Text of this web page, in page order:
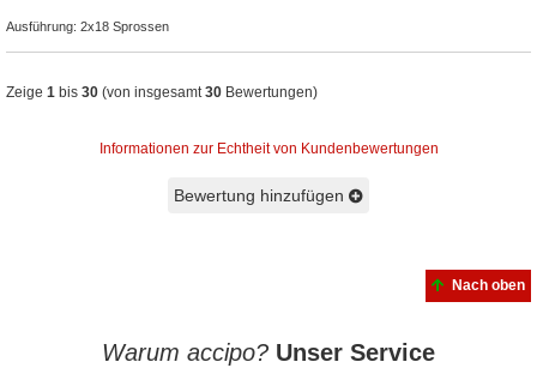
Ausführung: 2x18 Sprossen
Zeige 1 bis 30 (von insgesamt30 Bewertungen)
Informationen zur Echtheit von Kundenbewertungen
Bewertung hinzufügen
Nach oben
Warum accipo? Unser Service